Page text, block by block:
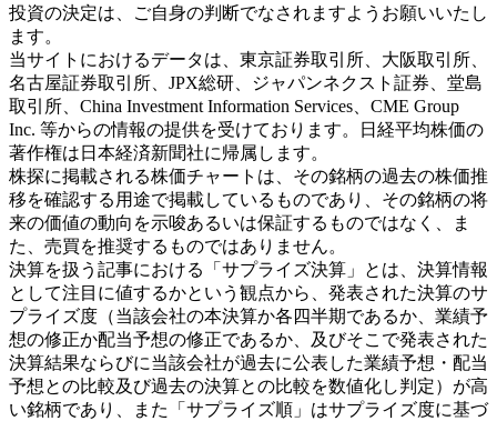
投資の決定は、ご自身の判断でなされますようお願いいたし
ます。
当サイトにおけるデータは、東京証券取引所、大阪取引所、
名古屋証券取引所、JPX総研、ジャパンネクスト証券、堂島
取引所、China Investment Information Services、CME Group
Inc. 等からの情報の提供を受けております。日経平均株価の
著作権は日本経済新聞社に帰属します。
株探に掲載される株価チャートは、その銘柄の過去の株価推
移を確認する用途で掲載しているものであり、その銘柄の将
来の価値の動向を示唆あるいは保証するものではなく、ま
た、売買を推奨するものではありません。
決算を扱う記事における「サプライズ決算」とは、決算情報
として注目に値するかという観点から、発表された決算のサ
プライズ度（当該会社の本決算か各四半期であるか、業績予
想の修正か配当予想の修正であるか、及びそこで発表された
決算結果ならびに当該会社が過去に公表した業績予想・配当
予想との比較及び過去の決算との比較を数値化し判定）が高
い銘柄であり、また「サプライズ順」はサプライズ度に基づ